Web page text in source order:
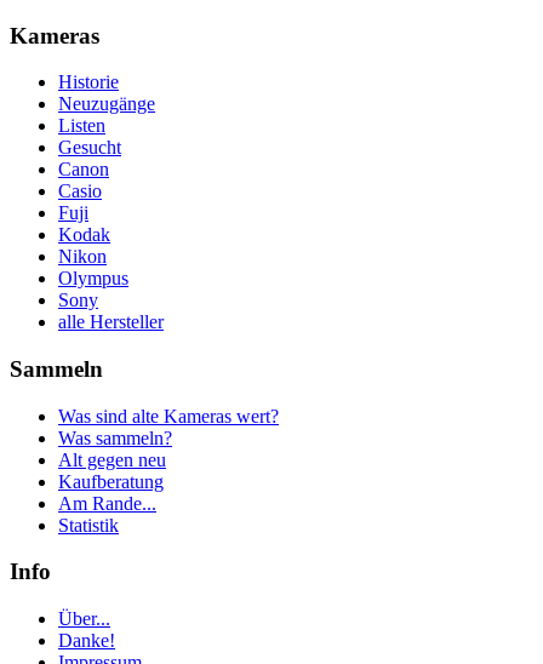
Kameras
Historie
Neuzugänge
Listen
Gesucht
Canon
Casio
Fuji
Kodak
Nikon
Olympus
Sony
alle Hersteller
Sammeln
Was sind alte Kameras wert?
Was sammeln?
Alt gegen neu
Kaufberatung
Am Rande...
Statistik
Info
Über...
Danke!